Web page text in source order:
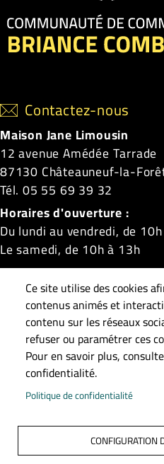
Contactez-nous
Maison Jane Limousin
12 avenue Amédée Tarrade
87130 Châteauneuf-la-
Tél. 05 55 69 39 32
Horaires d'ouverture :
Du lundi au vendredi, de
Le samedi, de 10h à 13h
Châteauneuf-la-Forêt|La
Linards|Masléon|Neuvic-
Georges|Saint-Gilles-les-
Surdoux|Sussac
Ce site utilise des cookies
contenus animés et
contenu sur les réseaux
refuser ou paramétrer ces
Pour en savoir plus,
confidentialité.
Politique de confidentialité
CONFIGURATION
Pied de page
AccueilPlan du site
Données personnelles
S'identifier